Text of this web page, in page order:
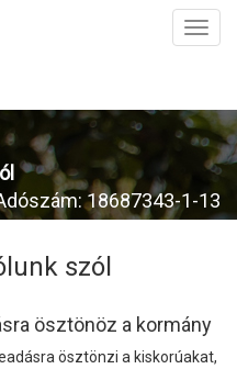
18687343-1-13
szól
ösztönöz a kormány
ösztönzi a kiskorúakat,